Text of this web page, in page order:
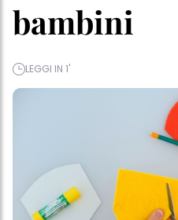
bambini
LEGGI IN 1'